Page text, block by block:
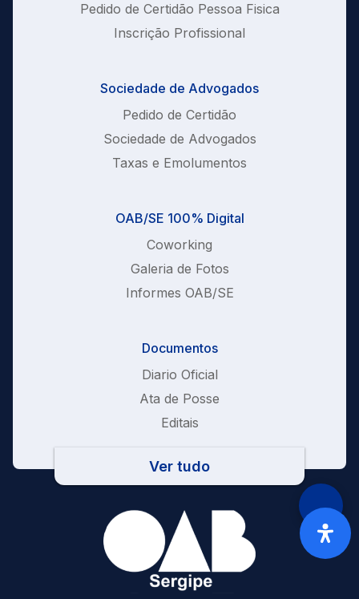
Pedido de Certidão Pessoa Fisica
Inscrição Profissional
Sociedade de Advogados
Pedido de Certidão
Sociedade de Advogados
Taxas e Emolumentos
OAB/SE 100% Digital
Coworking
Galeria de Fotos
Informes OAB/SE
Documentos
Diario Oficial
Ata de Posse
Editais
Ver tudo